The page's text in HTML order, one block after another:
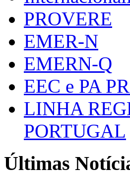
PROVERE
EMER-N
EMERN-Q
EEC e PA
LINHA
PORTUGAL
Últimas